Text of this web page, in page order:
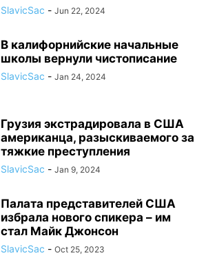
SlavicSac - Jun 22, 2024
В калифорнийские начальные
школы вернули чистописание
SlavicSac - Jan 24, 2024
Грузия экстрадировала в США
американца, разыскиваемого за
тяжкие преступления
SlavicSac - Jan 9, 2024
Палата представителей США
избрала нового спикера – им
стал Майк Джонсон
SlavicSac - Oct 25, 2023